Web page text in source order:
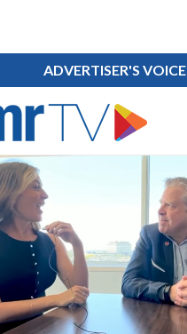
ADVERTISER'S VOICE